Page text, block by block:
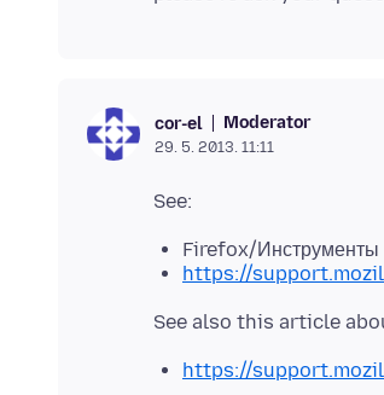
cor-el Moderator
29. 5. 2013. 11:11
Firefox/Инструменты
https://
https://